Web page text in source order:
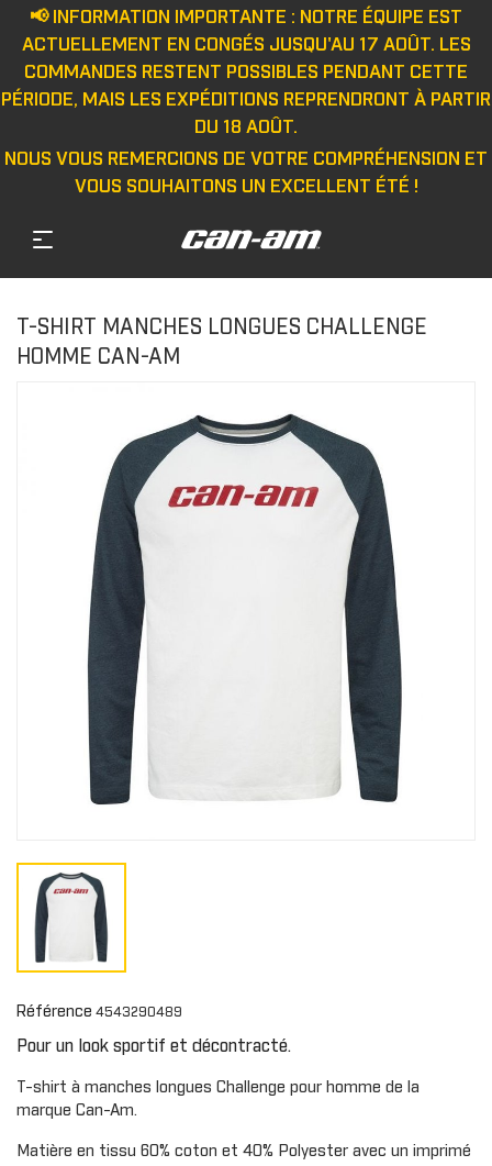
📢 INFORMATION IMPORTANTE : NOTRE ÉQUIPE EST
ACTUELLEMENT EN CONGÉS JUSQU'AU 17 AOÛT. LES
COMMANDES RESTENT POSSIBLES PENDANT CETTE
PÉRIODE, MAIS LES EXPÉDITIONS REPRENDRONT À PARTIR
DU 18 AOÛT.
NOUS VOUS REMERCIONS DE VOTRE COMPRÉHENSION ET
VOUS SOUHAITONS UN EXCELLENT ÉTÉ !
T-SHIRT MANCHES LONGUES CHALLENGE
HOMME CAN-AM
Référence 4543290489
Pour un look sportif et décontracté.
T-shirt à manches longues Challenge pour homme de la
marque Can-Am.
Matière en tissu 60% coton et 40% Polyester avec un imprimé